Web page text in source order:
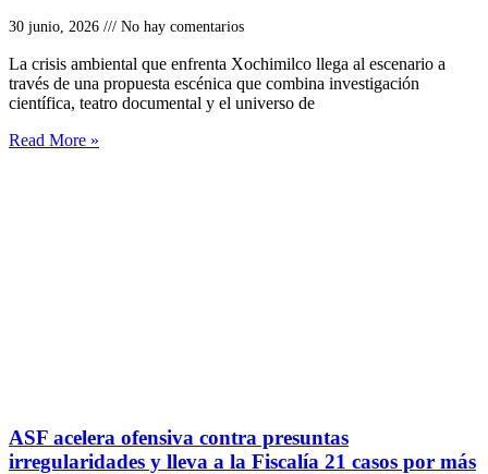
30 junio, 2026 No hay comentarios
La crisis ambiental que enfrenta Xochimilco llega al escenario a
través de una propuesta escénica que combina investigación
científica, teatro documental y el universo de
Read More »
ASF acelera ofensiva contra presuntas
irregularidades y lleva a la Fiscalía 21 casos por más